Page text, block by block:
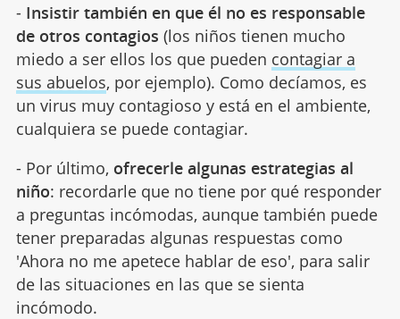
- Insistir también en que él no es responsable
de otros contagios (los niños tienen mucho
miedo a ser ellos los que pueden contagiar a
sus abuelos, por ejemplo). Como decíamos, es
un virus muy contagioso y está en el ambiente,
cualquiera se puede contagiar.
- Por último, ofrecerle algunas estrategias al
niño: recordarle que no tiene por qué responder
a preguntas incómodas, aunque también puede
tener preparadas algunas respuestas como
'Ahora no me apetece hablar de eso', para salir
de las situaciones en las que se sienta
incómodo.